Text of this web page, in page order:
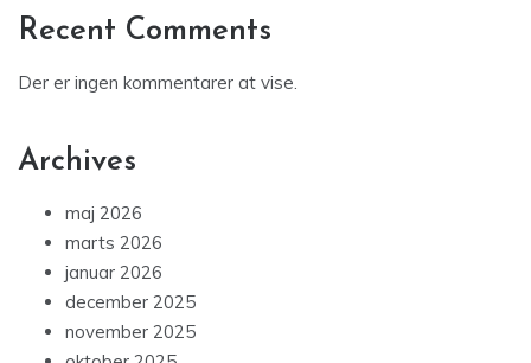
Recent Comments
Der er ingen kommentarer at vise.
Archives
maj 2026
marts 2026
januar 2026
december 2025
november 2025